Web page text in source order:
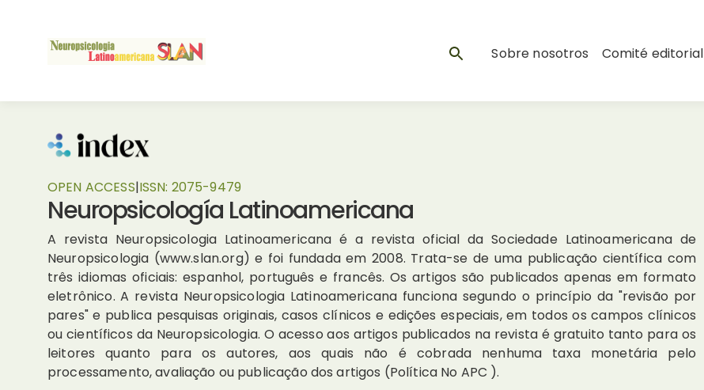
Sobre nosotros Comité editorial
OPEN ACCESS|ISSN: 2075-9479
Neuropsicología Latinoamericana
A revista Neuropsicologia Latinoamericana é a revista oficial da Sociedade Latinoamericana de
Neuropsicologia (www.slan.org) e foi fundada em 2008. Trata-se de uma publicação científica com
três idiomas oficiais: espanhol, português e francês. Os artigos são publicados apenas em formato
eletrônico. A revista Neuropsicologia Latinoamericana funciona segundo o princípio da "revisão por
pares" e publica pesquisas originais, casos clínicos e edições especiais, em todos os campos clínicos
ou científicos da Neuropsicologia. O acesso aos artigos publicados na revista é gratuito tanto para os
leitores quanto para os autores, aos quais não é cobrada nenhuma taxa monetária pelo
processamento, avaliação ou publicação dos artigos (Política No APC ).